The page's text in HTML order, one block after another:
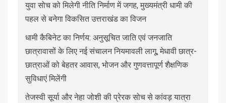
युवा सोच को मिलेगी नीति निर्माण में जगह, मुख्यमंत्री धामी की
पहल से बनेगा विकसित उत्तराखंड का विजन
धामी कैबिनेट का निर्णय: अनुसूचित जाति एवं जनजाति
छात्रावासों के लिए नई संचालन नियमावली लागू, मेधावी छात्र-
छात्राओं को बेहतर आवास, भोजन और गुणवत्तापूर्ण शैक्षणिक
सुविधाएं मिलेंगी
तेजस्वी सूर्या और नेहा जोशी की प्रेरक सोच से कांवड़ यात्रा